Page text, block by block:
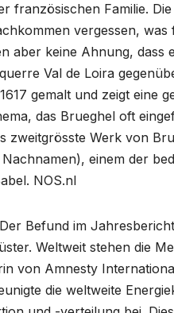
französischen Familie.
vergessen,
aber keine Ahnung,
Val de Loira
gemalt und zeigt eine
das Brueghel oft
zweitgrösste Werk von
einem der
NOS.nl
Befund im
Weltweit stehen die
von Amnesty
die weltweite